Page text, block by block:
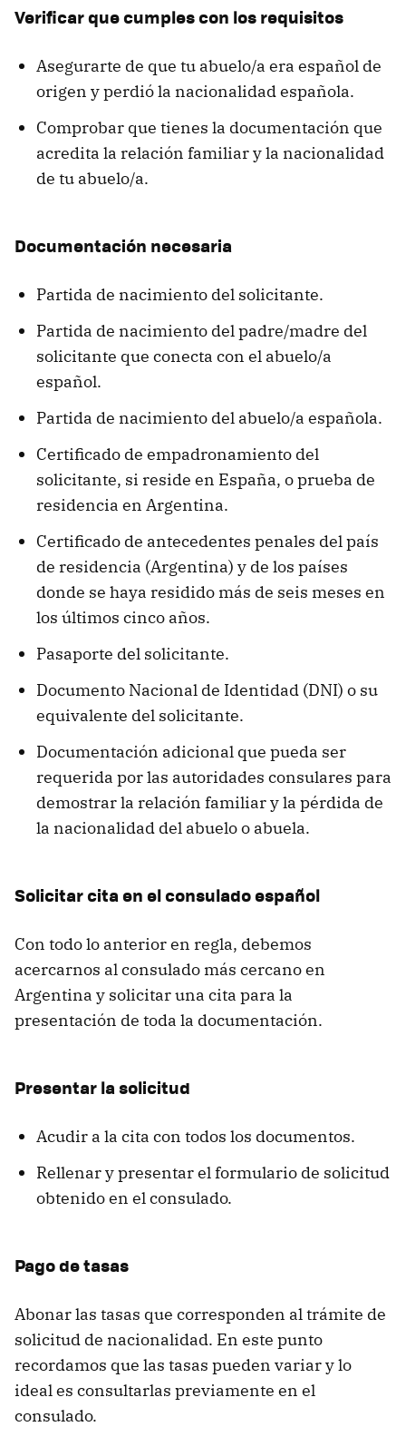
Verificar que cumples con los requisitos
Asegurarte de que tu abuelo/a era español de
origen y perdió la nacionalidad española.
Comprobar que tienes la documentación que
acredita la relación familiar y la nacionalidad
de tu abuelo/a.
Documentación necesaria
Partida de nacimiento del solicitante.
Partida de nacimiento del padre/madre del
solicitante que conecta con el abuelo/a
español.
Partida de nacimiento del abuelo/a española.
Certificado de empadronamiento del
solicitante, si reside en España, o prueba de
residencia en Argentina.
Certificado de antecedentes penales del país
de residencia (Argentina) y de los países
donde se haya residido más de seis meses en
los últimos cinco años.
Pasaporte del solicitante.
Documento Nacional de Identidad (DNI) o su
equivalente del solicitante.
Documentación adicional que pueda ser
requerida por las autoridades consulares para
demostrar la relación familiar y la pérdida de
la nacionalidad del abuelo o abuela.
Solicitar cita en el consulado español
Con todo lo anterior en regla, debemos
acercarnos al consulado más cercano en
Argentina y solicitar una cita para la
presentación de toda la documentación.
Presentar la solicitud
Acudir a la cita con todos los documentos.
Rellenar y presentar el formulario de solicitud
obtenido en el consulado.
Pago de tasas
Abonar las tasas que corresponden al trámite de
solicitud de nacionalidad. En este punto
recordamos que las tasas pueden variar y lo
ideal es consultarlas previamente en el
consulado.